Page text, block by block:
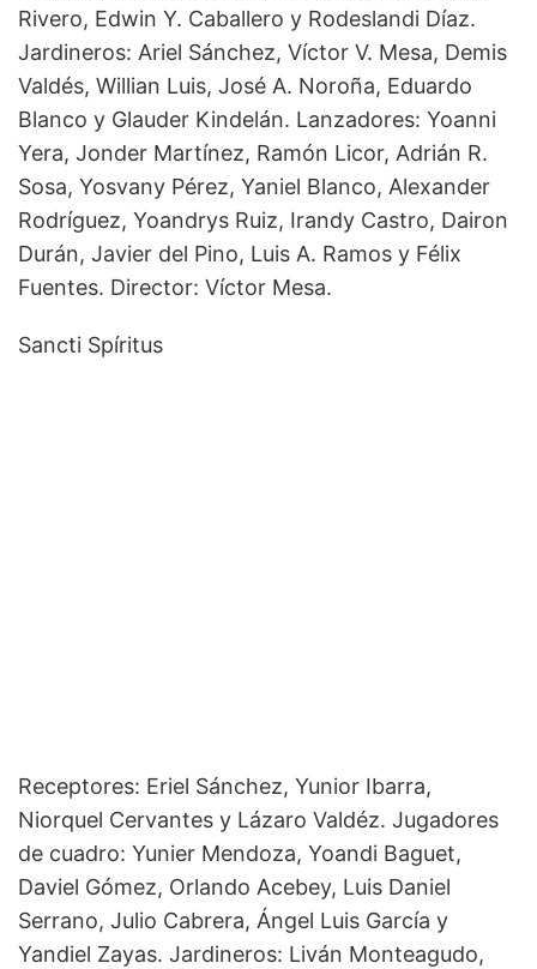
Rivero, Edwin Y. Caballero y Rodeslandi Díaz.
Jardineros: Ariel Sánchez, Víctor V. Mesa, Demis
Valdés, Willian Luis, José A. Noroña, Eduardo
Blanco y Glauder Kindelán. Lanzadores: Yoanni
Yera, Jonder Martínez, Ramón Licor, Adrián R.
Sosa, Yosvany Pérez, Yaniel Blanco, Alexander
Rodríguez, Yoandrys Ruiz, Irandy Castro, Dairon
Durán, Javier del Pino, Luis A. Ramos y Félix
Fuentes. Director: Víctor Mesa.
Sancti Spíritus
Receptores: Eriel Sánchez, Yunior Ibarra,
Niorquel Cervantes y Lázaro Valdéz. Jugadores
de cuadro: Yunier Mendoza, Yoandi Baguet,
Daviel Gómez, Orlando Acebey, Luis Daniel
Serrano, Julio Cabrera, Ángel Luis García y
Yandiel Zayas. Jardineros: Liván Monteagudo,